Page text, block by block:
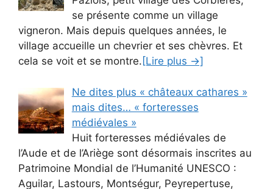
se présente comme un village
vigneron. Mais depuis quelques années, le
village accueille un chevrier et ses chèvres. Et
cela se voit et se montre. [Lire plus →]
Ne dites plus « châteaux cathares »
mais dites… « forteresses
médiévales »
Huit forteresses médiévales de
l’Aude et de l’Ariège sont désormais inscrites au
Patrimoine Mondial de l’Humanité UNESCO :
Aguilar, Lastours, Montségur, Peyrepertuse,